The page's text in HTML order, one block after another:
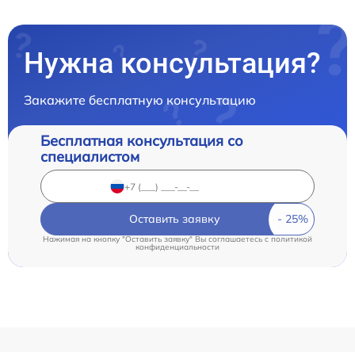
Нужна консультация?
Закажите бесплатную консультацию
Бесплатная консультация со
специалистом
Оставить заявку
Нажимая на кнопку "Оставить заявку" Вы соглашаетесь c политикой
конфиденциальности